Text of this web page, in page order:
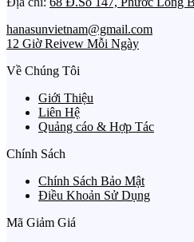
hanasunvietnam@gmail.com
12 Giờ Reivew Mỗi Ngày
Về Chúng Tôi
Giới Thiệu
Liên Hệ
Quảng cáo & Hợp Tác
Chính Sách
Chính Sách Bảo Mật
Điều Khoản Sử Dụng
Mã Giảm Giá